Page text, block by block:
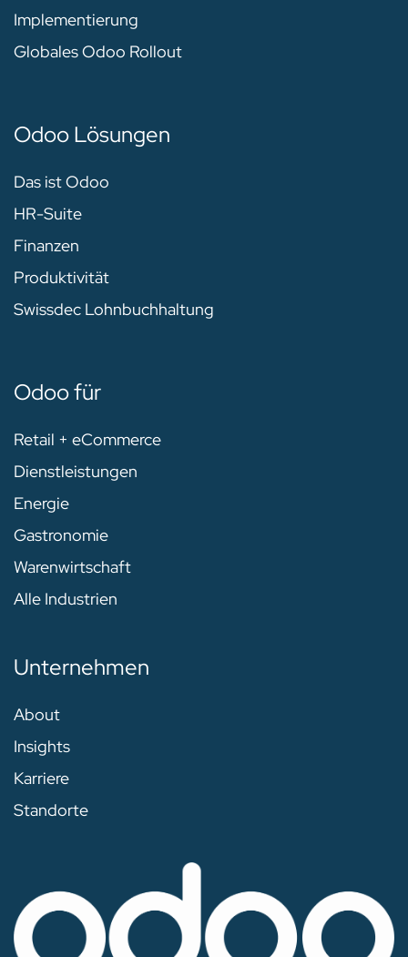
Implementierung
Globales Odoo Rollout
Odoo Lösungen
Das ist Odoo
HR-Suite
Finanzen
Produktivität
Swissdec Lohnbuchhaltung
Odoo für
Retail + eCommerce
Dienstleistungen
Energie
Gastronomie
Warenwirtschaft
Alle Industrien
Unternehmen
About
Insights
Karriere
Standorte